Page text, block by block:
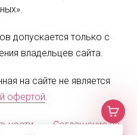
допускается только с
владельцев сайта.
на сайте не является
офертой.
Соглашение на